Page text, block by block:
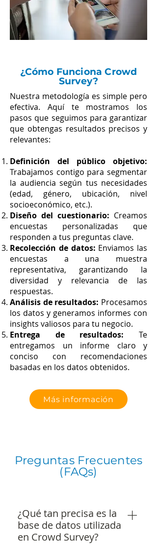
¿Cómo Funciona Crowd
Survey?
Nuestra metodología es simple pero
efectiva. Aquí te mostramos los
pasos que seguimos para garantizar
que obtengas resultados precisos y
relevantes:
Definición del público objetivo:
Trabajamos contigo para segmentar
la audiencia según tus necesidades
(edad, género, ubicación, nivel
socioeconómico, etc.).
Diseño del cuestionario: Creamos
encuestas personalizadas que
responden a tus preguntas clave.
Recolección de datos: Enviamos las
encuestas a una muestra
representativa, garantizando la
diversidad y relevancia de las
respuestas.
Análisis de resultados: Procesamos
los datos y generamos informes con
insights valiosos para tu negocio.
Entrega de resultados: Te
entregamos un informe claro y
conciso con recomendaciones
basadas en los datos obtenidos.
Más información
Preguntas Frecuentes
(FAQs)
¿Qué tan precisa es la
base de datos utilizada
en Crowd Survey?